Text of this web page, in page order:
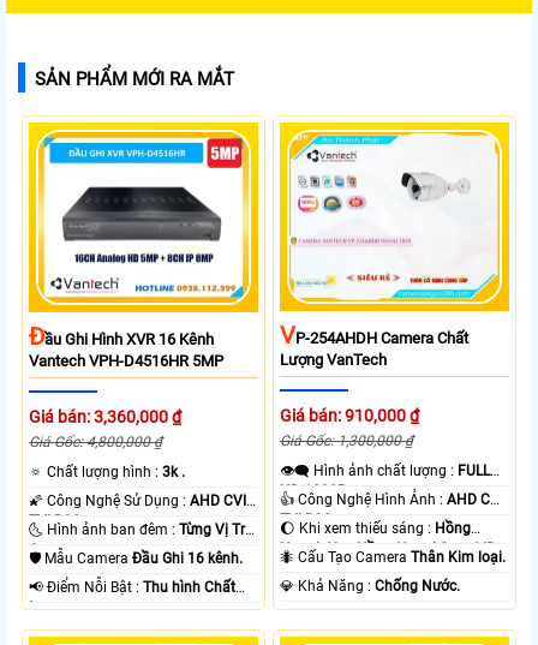
SẢN PHẨM MỚI RA MẮT
ĐẦu Ghi Hình XVR 16 Kênh
Vantech VPH-D4516HR 5MP
Giá bán: 3,360,000 ₫
Giá Gốc: 4,800,000 ₫
🔅 Chất lượng hình :3k .
🌠 Công Nghệ Sử Dụng :AHD CVI
TVI BCS.
🌜 Hình ảnh ban đêm :Từng Vị Trí
Camera .
🛡 Mẫu CameraĐầu Ghi 16 kênh.
️📢 Điểm Nỗi Bật :Thu hình Chất
Lượng.
VP-254AHDH Camera Chất
Lượng VanTech
Giá bán: 910,000 ₫
Giá Gốc: 1,300,000 ₫
👁️‍🗨 Hình ảnh chất lượng : FULL
HD 1080P .
👍 Công Nghệ Hình Ảnh :AHD CVI
TVI BCS.
🌔 Khi xem thiếu sáng : Hồng
Ngoại 40m Hồng Ngoại Smart IR.
🐜 Cấu Tạo CameraThân Kim loại.
️💎 Khả Năng :Chống Nước.